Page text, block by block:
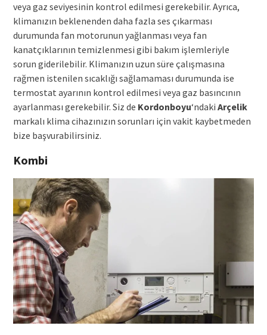
veya gaz seviyesinin kontrol edilmesi gerekebilir. Ayrıca,
klimanızın beklenenden daha fazla ses çıkarması
durumunda fan motorunun yağlanması veya fan
kanatçıklarının temizlenmesi gibi bakım işlemleriyle
sorun giderilebilir. Klimanızın uzun süre çalışmasına
rağmen istenilen sıcaklığı sağlamaması durumunda ise
termostat ayarının kontrol edilmesi veya gaz basıncının
ayarlanması gerekebilir. Siz de Kordonboyu‘ndaki Arçelik
markalı klima cihazınızın sorunları için vakit kaybetmeden
bize başvurabilirsiniz.
Kombi